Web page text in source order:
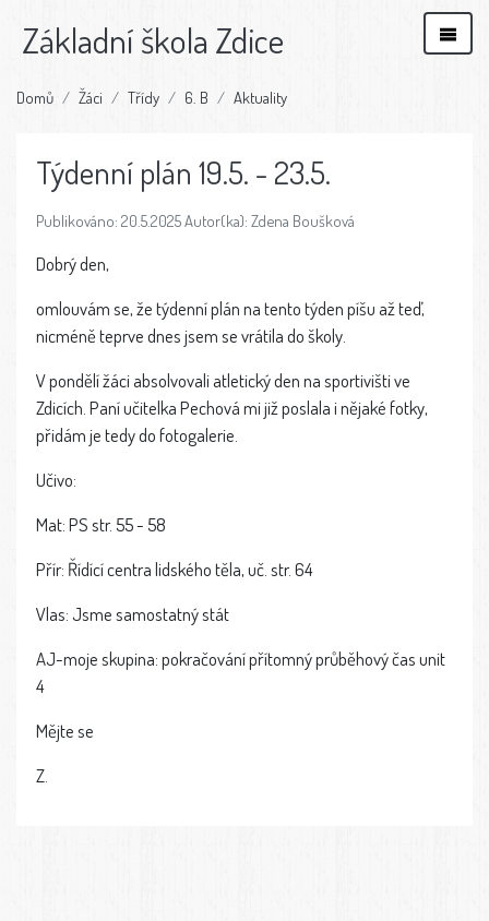
Základní škola Zdice
Domů Žáci Třídy 6. B Aktuality
Týdenní plán 19.5. - 23.5.
Publikováno: 20.5.2025 Autor(ka): Zdena Boušková
Dobrý den,
omlouvám se, že týdenní plán na tento týden píšu až teď,
nicméně teprve dnes jsem se vrátila do školy.
V pondělí žáci absolvovali atletický den na sportivišti ve
Zdicích. Paní učitelka Pechová mi již poslala i nějaké fotky,
přidám je tedy do fotogalerie.
Učivo:
Mat: PS str. 55 - 58
Přír: Řídící centra lidského těla, uč. str. 64
Vlas: Jsme samostatný stát
AJ-moje skupina: pokračování přítomný průběhový čas unit
4
Mějte se
Z.